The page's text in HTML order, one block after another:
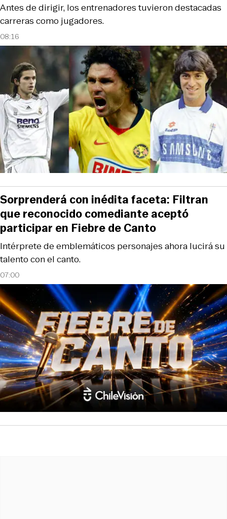
08:16
Antes de dirigir, los entrenadores tuvieron destacadas
carreras como jugadores.
07:00
Intérprete de emblemáticos personajes ahora lucirá su
talento con el canto.
Sorprenderá con inédita faceta: Filtran
que reconocido comediante aceptó
participar en Fiebre de Canto